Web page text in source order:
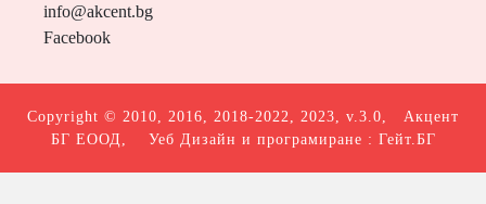
info@akcent.bg
Facebook
Copyright © 2010, 2016, 2018-2022, 2023, v.3.0, Акцент
БГ ЕООД , Уеб Дизайн и програмиране : Гейт.БГ